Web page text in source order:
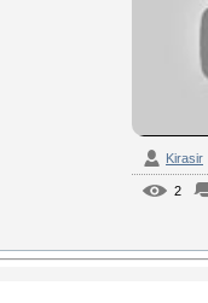
Kirasir
2